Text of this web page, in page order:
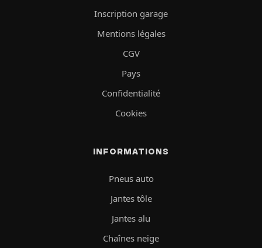
Inscription garage
Mentions légales
CGV
Pays
Confidentialité
Cookies
INFORMATIONS
Pneus auto
Jantes tôle
Jantes alu
Chaînes neige